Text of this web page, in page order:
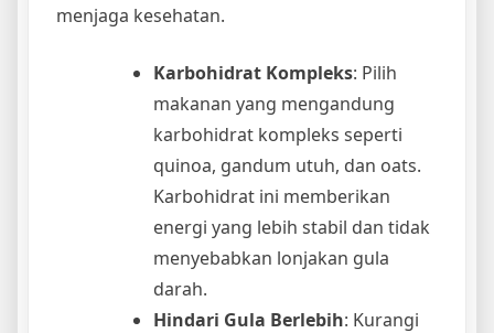
menjaga kesehatan.
Karbohidrat Kompleks: Pilih
makanan yang mengandung
karbohidrat kompleks seperti
quinoa, gandum utuh, dan oats.
Karbohidrat ini memberikan
energi yang lebih stabil dan tidak
menyebabkan lonjakan gula
darah.
Hindari Gula Berlebih: Kurangi